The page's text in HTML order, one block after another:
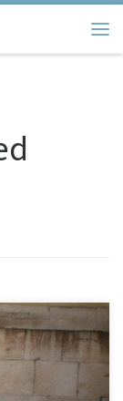
czy na